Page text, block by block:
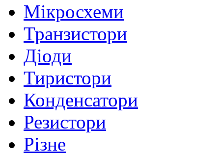
Мікросхеми
Транзистори
Діоди
Тиристори
Конденсатори
Резистори
Різне